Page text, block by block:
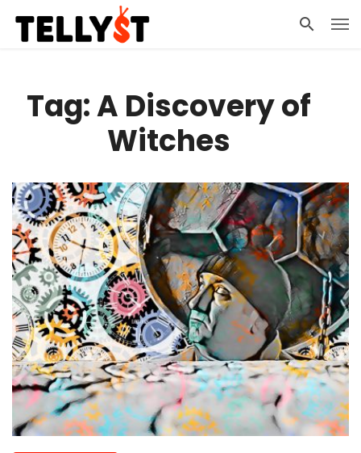
Tag: A Discovery of
Witches